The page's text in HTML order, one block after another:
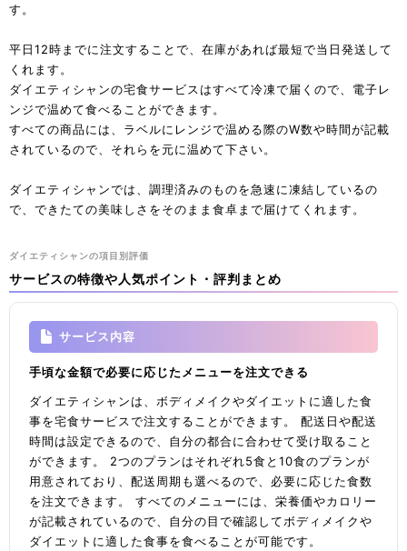
す。
平日12時までに注文することで、在庫があれば最短で当日発送して
くれます。
ダイエティシャンの宅食サービスはすべて冷凍で届くので、電子レ
ンジで温めて食べることができます。
すべての商品には、ラベルにレンジで温める際のW数や時間が記載
されているので、それらを元に温めて下さい。
ダイエティシャンでは、調理済みのものを急速に凍結しているの
で、できたての美味しさをそのまま食卓まで届けてくれます。
ダイエティシャンの項目別評価
サービスの特徴や人気ポイント・評判まとめ
サービス内容
手頃な金額で必要に応じたメニューを注文できる
ダイエティシャンは、ボディメイクやダイエットに適した食
事を宅食サービスで注文することができます。 配送日や配送
時間は設定できるので、自分の都合に合わせて受け取ること
ができます。 2つのプランはそれぞれ5食と10食のプランが
用意されており、配送周期も選べるので、必要に応じた食数
を注文できます。 すべてのメニューには、栄養価やカロリー
が記載されているので、自分の目で確認してボディメイクや
ダイエットに適した食事を食べることが可能です。